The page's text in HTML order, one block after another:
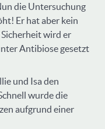
die Untersuchung
Er hat aber kein
wird er
Antibiose gesetzt
und Isa den
wurde die
aufgrund einer